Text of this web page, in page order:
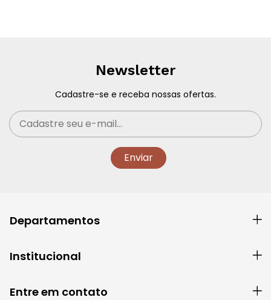
Newsletter
Cadastre-se e receba nossas ofertas.
Departamentos
Institucional
Entre em contato